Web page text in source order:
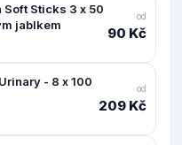
Sticks 3 x 50
jablkem
od
90 Kč
- 8 x 100
od
209 Kč